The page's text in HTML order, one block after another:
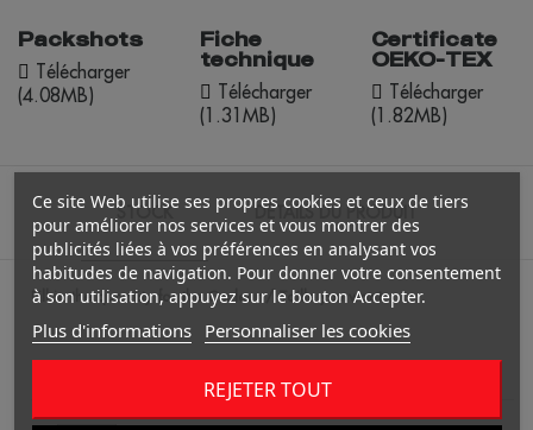
Packshots
Télécharger
(4.08MB)
Fiche
technique
Télécharger
(1.31MB)
Certificate
OEKO-TEX
Télécharger
(1.82MB)
STOCK DÉTAILS DU PRODUIT
Fill in the quantity for the Couleur / Taille you want.
Ce site Web utilise ses propres cookies et ceux de tiers
pour améliorer nos services et vous montrer des
publicités liées à vos préférences en analysant vos
habitudes de navigation. Pour donner votre consentement
à son utilisation, appuyez sur le bouton Accepter.
Plus d'informations Personnaliser les cookies
REJETER TOUT